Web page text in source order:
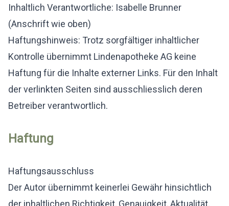
Inhaltlich Verantwortliche: Isabelle Brunner
(Anschrift wie oben)
Haftungshinweis: Trotz sorgfältiger inhaltlicher
Kontrolle übernimmt Lindenapotheke AG keine
Haftung für die Inhalte externer Links. Für den Inhalt
der verlinkten Seiten sind ausschliesslich deren
Betreiber verantwortlich.
Haftung
Haftungsausschluss
Der Autor übernimmt keinerlei Gewähr hinsichtlich
der inhaltlichen Richtigkeit, Genauigkeit, Aktualität,